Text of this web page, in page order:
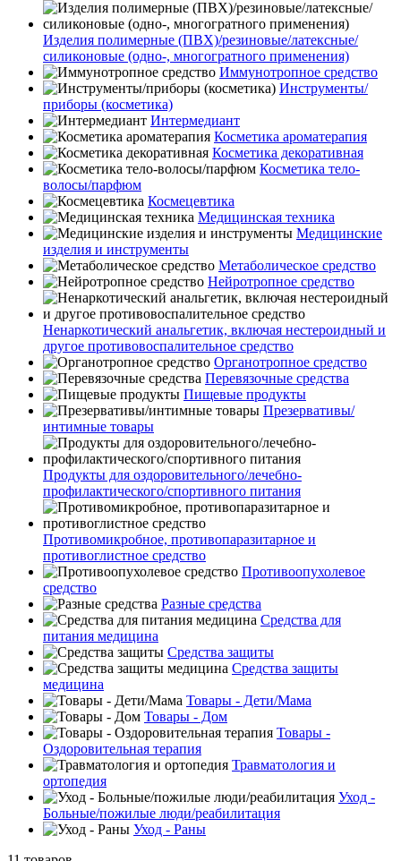
Изделия полимерные (ПВХ)/резиновые/латексные/
силиконовые (одно-, многогратного применения)
Иммунотропное средство
Инструменты/
приборы (косметика)
Интермедиант
Косметика ароматерапия
Косметика декоративная
Косметика тело-
волосы/парфюм
Космецевтика
Медицинская техника
Медицинские
изделия и инструменты
Метаболическое средство
Нейротропное средство
Ненаркотический анальгетик, включая нестероидный и
другое противовоспалительное средство
Органотропное средство
Перевязочные средства
Пищевые продукты
Презервативы/
интимные товары
Продукты для оздоровительного/лечебно-
профилактического/спортивного питания
Противомикробное, противопаразитарное и
противоглистное средство
Противоопухолевое
средство
Разные средства
Средства для
питания медицина
Средства защиты
Средства защиты
медицина
Товары - Дети/Мама
Товары - Дом
Товары -
Оздоровительная терапия
Травматология и
ортопедия
Уход -
Больные/пожилые люди/реабилитация
Уход - Раны